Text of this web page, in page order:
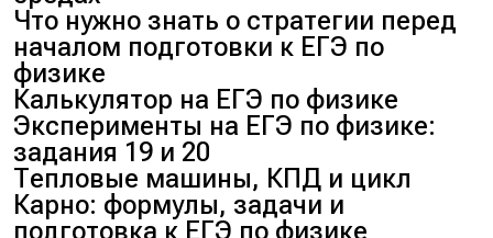
Что нужно знать о стратегии перед
началом подготовки к ЕГЭ по
физике
Калькулятор на ЕГЭ по физике
Эксперименты на ЕГЭ по физике:
задания 19 и 20
Тепловые машины, КПД и цикл
Карно: формулы, задачи и
подготовка к ЕГЭ по физике